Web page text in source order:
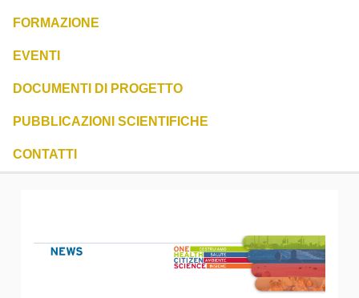
FORMAZIONE
EVENTI
DOCUMENTI DI PROGETTO
PUBBLICAZIONI SCIENTIFICHE
CONTATTI